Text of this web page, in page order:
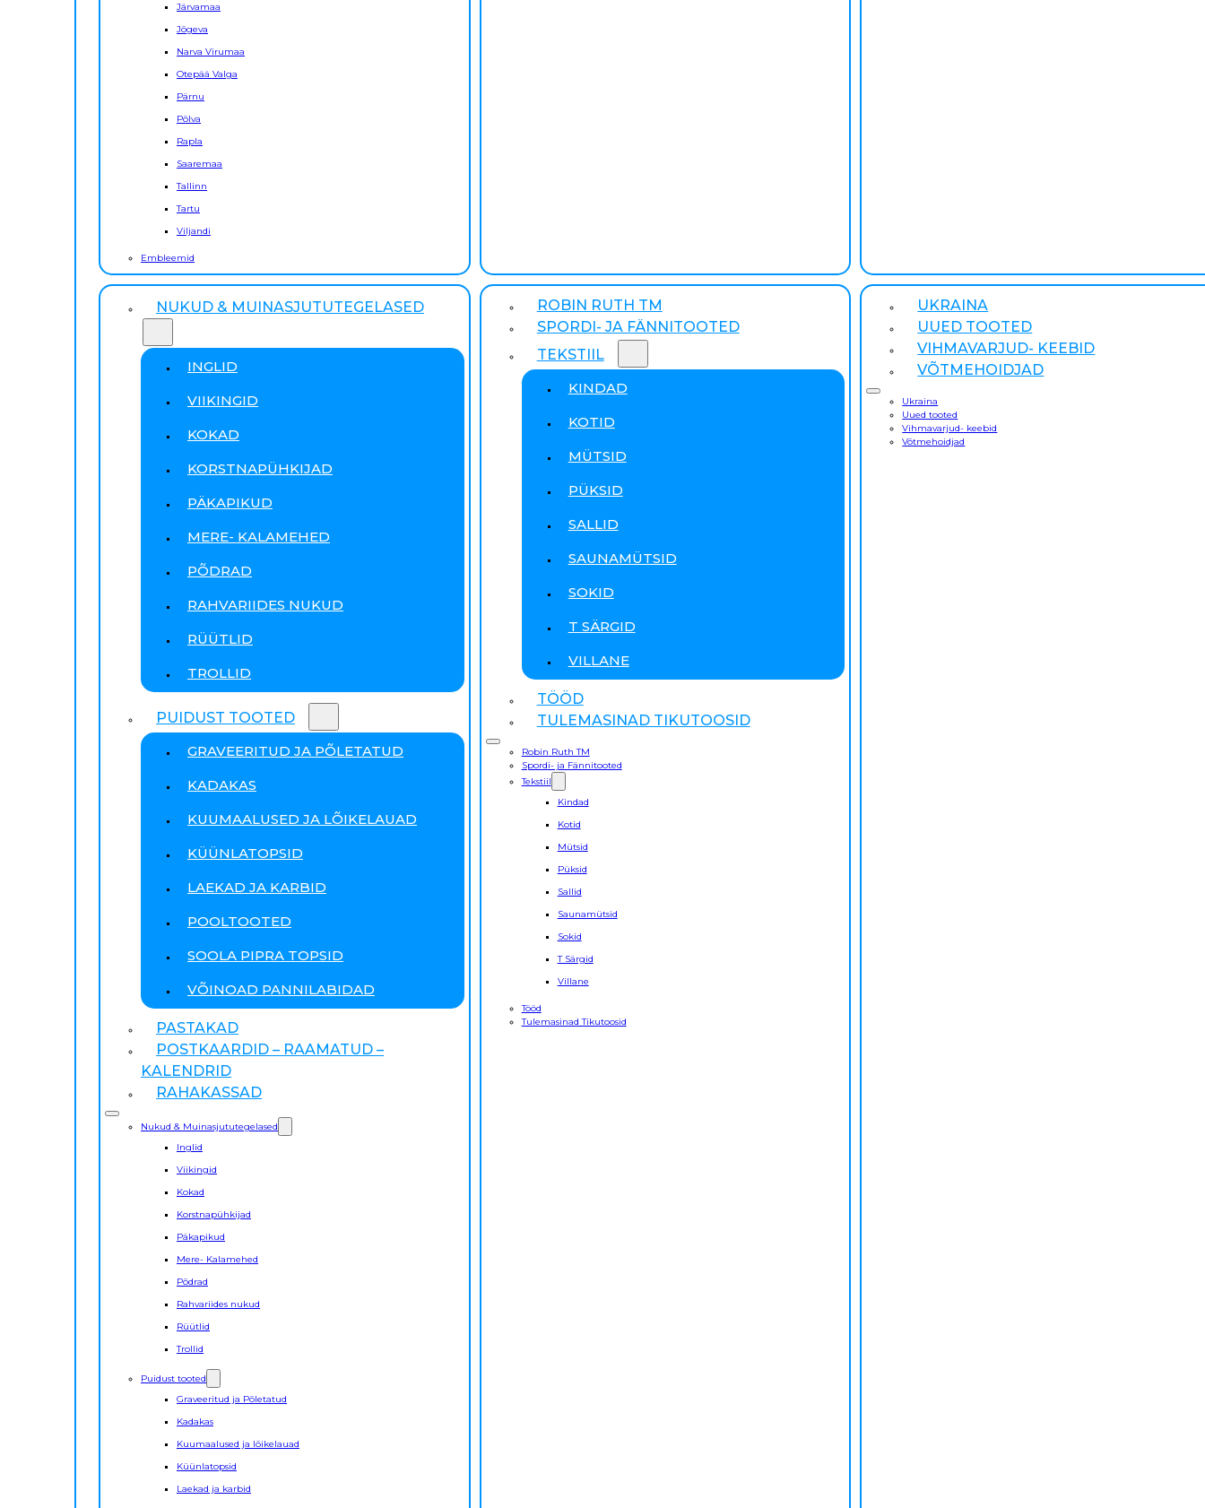
Järvamaa
Jõgeva
Narva Virumaa
Otepää Valga
Pärnu
Põlva
Rapla
Saaremaa
Tallinn
Tartu
Viljandi
Embleemid
NUKUD & MUINASJUTUTEGELASED
INGLID
VIIKINGID
KOKAD
KORSTNAPÜHKIJAD
PÄKAPIKUD
MERE- KALAMEHED
PÕDRAD
RAHVARIIDES NUKUD
RÜÜTLID
TROLLID
PUIDUST TOOTED
GRAVEERITUD JA PÕLETATUD
KADAKAS
KUUMAALUSED JA LÕIKELAUAD
KÜÜNLATOPSID
LAEKAD JA KARBID
POOLTOOTED
SOOLA PIPRA TOPSID
VÕINOAD PANNILABIDAD
PASTAKAD
POSTKAARDID – RAAMATUD –
KALENDRID
RAHAKASSAD
Nukud & Muinasjututegelased
Inglid
Viikingid
Kokad
Korstnapühkijad
Päkapikud
Mere- Kalamehed
Põdrad
Rahvariides nukud
Rüütlid
Trollid
Puidust tooted
Graveeritud ja Põletatud
Kadakas
Kuumaalused ja lõikelauad
Küünlatopsid
Laekad ja karbid
ROBIN RUTH TM
SPORDI- JA FÄNNITOOTED
TEKSTIIL
KINDAD
KOTID
MÜTSID
PÜKSID
SALLID
SAUNAMÜTSID
SOKID
T SÄRGID
VILLANE
TÖÖD
TULEMASINAD TIKUTOOSID
Robin Ruth TM
Spordi- ja Fännitooted
Tekstiil
Kindad
Kotid
Mütsid
Püksid
Sallid
Saunamütsid
Sokid
T Särgid
Villane
Tööd
Tulemasinad Tikutoosid
UKRAINA
UUED TOOTED
VIHMAVARJUD- KEEBID
VÕTMEHOIDJAD
Ukraina
Uued tooted
Vihmavarjud- keebid
Võtmehoidjad